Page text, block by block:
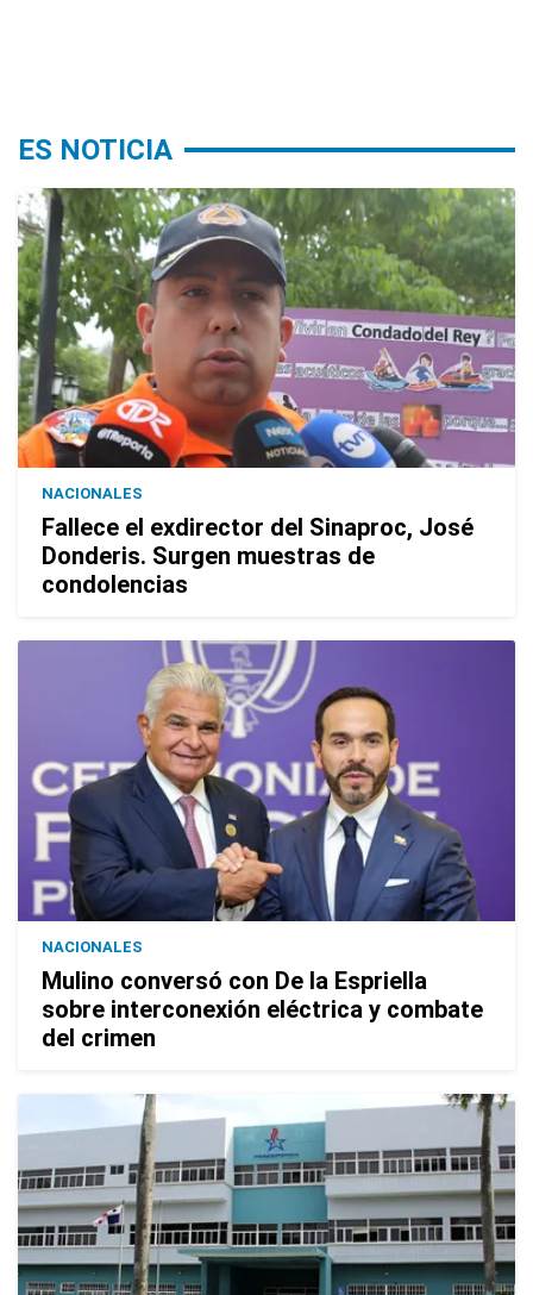
ES NOTICIA
NACIONALES
Fallece el exdirector del Sinaproc, José
Donderis. Surgen muestras de
condolencias
NACIONALES
Mulino conversó con De la Espriella
sobre interconexión eléctrica y combate
del crimen